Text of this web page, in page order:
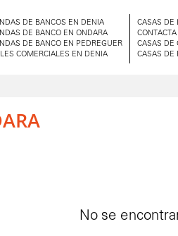
DE BANCOS EN DENIA
DE BANCO EN ONDARA
DE BANCO EN PEDREGUER
COMERCIALES EN DENIA
CASAS DE
CASAS DE
CASAS DE
No se